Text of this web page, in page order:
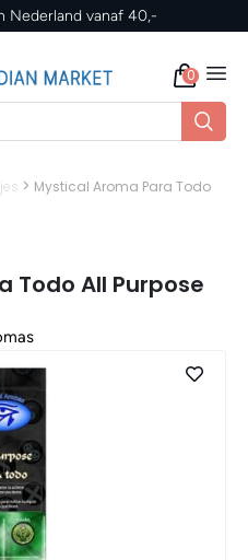
verzending in Nederland
0
> Mystical Aroma Para Todo
Todo All Purpose